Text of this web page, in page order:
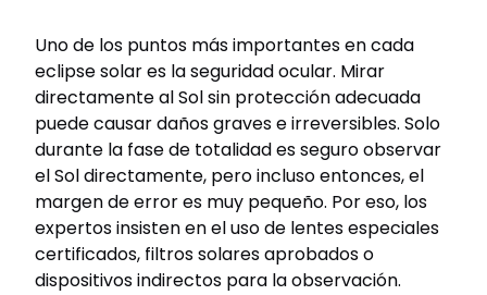
Uno de los puntos más importantes en cada
eclipse solar es la seguridad ocular. Mirar
directamente al Sol sin protección adecuada
puede causar daños graves e irreversibles. Solo
durante la fase de totalidad es seguro observar
el Sol directamente, pero incluso entonces, el
margen de error es muy pequeño. Por eso, los
expertos insisten en el uso de lentes especiales
certificados, filtros solares aprobados o
dispositivos indirectos para la observación.